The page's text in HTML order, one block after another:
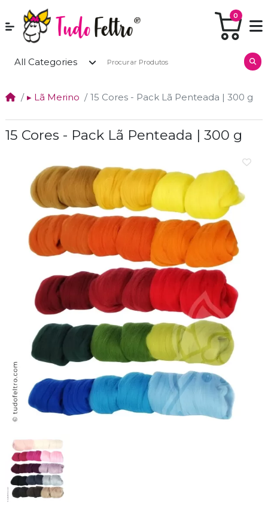
0
All Categories
▸ Lã Merino 15 Cores - Pack Lã Penteada | 300 g
15 Cores - Pack Lã Penteada | 300 g